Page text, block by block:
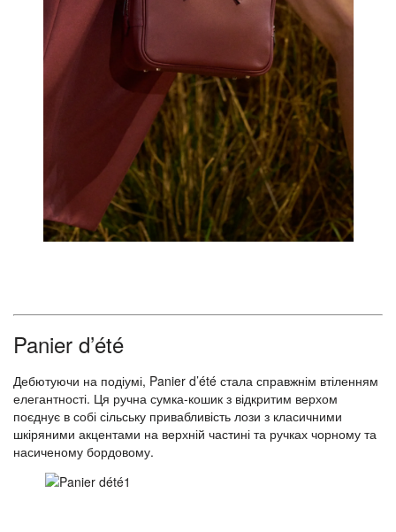
Panier d’été
Дебютуючи на подіумі, Panier d’été стала справжнім втіленням
елегантності. Ця ручна сумка-кошик з відкритим верхом
поєднує в собі сільську привабливість лози з класичними
шкіряними акцентами на верхній частині та ручках чорному та
насиченому бордовому.